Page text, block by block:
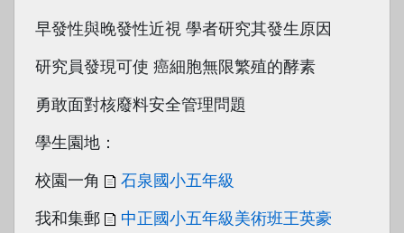
早發性與晚發性近視 學者研究其發生原因
研究員發現可使 癌細胞無限繁殖的酵素
勇敢面對核廢料安全管理問題
學生園地：
校園一角 石泉國小五年級
我和集郵 中正國小五年級美術班王英豪